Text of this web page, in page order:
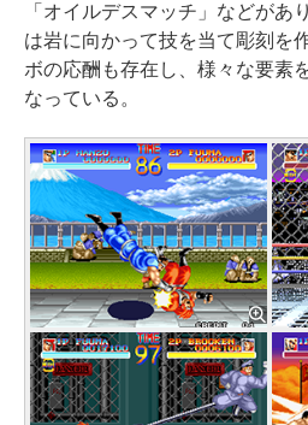
「オイルデスマッチ」などがあ
は岩に向かって技を当て彫刻を
ボの応酬も存在し、様々な要素
なっている。